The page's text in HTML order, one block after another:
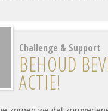
Challenge & Support
BEHOUD
ACTIE!